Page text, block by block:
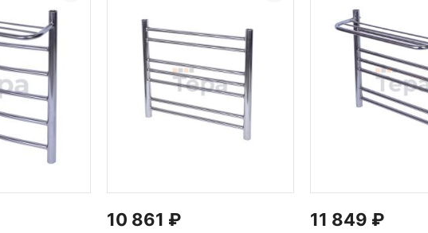
10 861 ₽ 11 849 ₽